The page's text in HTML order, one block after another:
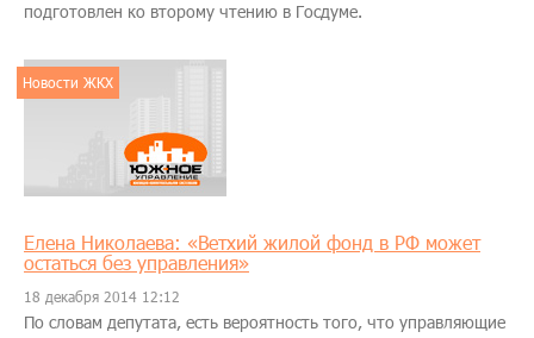
подготовлен ко второму чтению в Госдуме.
Новости ЖКХ
Елена Николаева: «Ветхий жилой фонд в РФ может
остаться без управления»
18 декабря 2014 12:12
По словам депутата, есть вероятность того, что управляющие